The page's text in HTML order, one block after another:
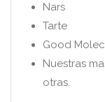
Nars
Tarte
Good
Nuestras
otras.